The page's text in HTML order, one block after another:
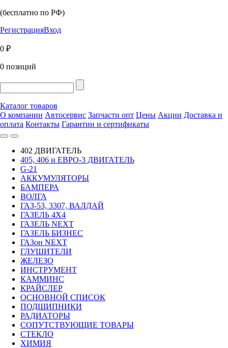
(бесплатно по РФ)
РегистрацияВход
0 ₽
0 позиций
Каталог товаров
О компании Автосервис Запчасти опт Цены Акции Доставка и
оплата Контакты Гарантии и сертификаты
402 ДВИГАТЕЛЬ
405, 406 и ЕВРО-3 ДВИГАТЕЛЬ
G-21
АККУМУЛЯТОРЫ
БАМПЕРА
ВОЛГА
ГАЗ-53, 3307, ВАЛДАЙ
ГАЗЕЛЬ 4Х4
ГАЗЕЛЬ NEXT
ГАЗЕЛЬ БИЗНЕС
ГАЗон NEXT
ГЛУШИТЕЛИ
ЖЕЛЕЗО
ИНСТРУМЕНТ
КАММИНС
КРАЙСЛЕР
ОСНОВНОЙ СПИСОК
ПОДШИПНИКИ
РАДИАТОРЫ
СОПУТСТВУЮЩИЕ ТОВАРЫ
СТЕКЛО
ХИМИЯ